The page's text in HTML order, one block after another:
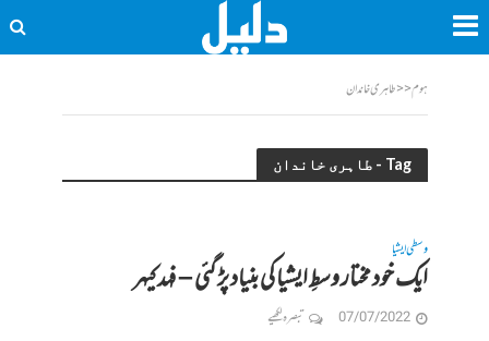
ہوم<<طاہری خاندان
Tag - طاہری خاندان
وسطی ایشیا
ایک خود مختار وسطِ ایشیا کی بنیاد پڑ گئی – فہد کیہر
07/07/2022 تبصرہ لکھیے